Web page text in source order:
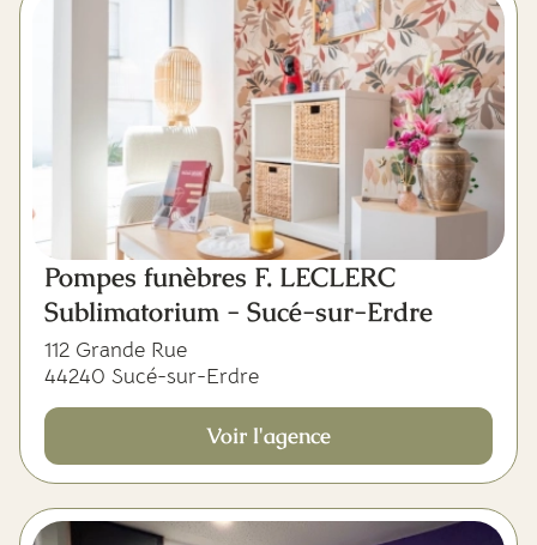
Pompes funèbres F. LECLERC
Sublimatorium - Sucé-sur-Erdre
112 Grande Rue
44240 Sucé-sur-Erdre
Voir l'agence